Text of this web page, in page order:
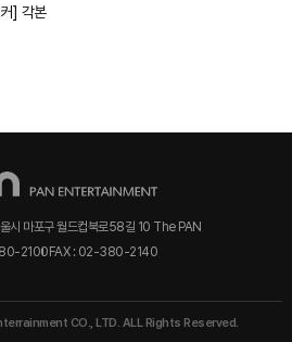
] 각본
시 마포구 월드컵북로58길 10 The PAN
2100 FAX : 02-380-2140
CO., LTD. ALL Rights Reserved.